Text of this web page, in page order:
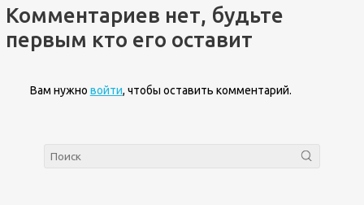
Комментариев нет, будьте
первым кто его оставит
Вам нужно войти, чтобы оставить комментарий.